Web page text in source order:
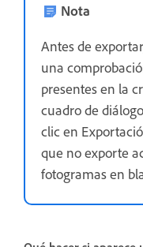
Nota
Antes de
una
presentes en la
cuadro de
clic en
que no exporte
fotogramas en